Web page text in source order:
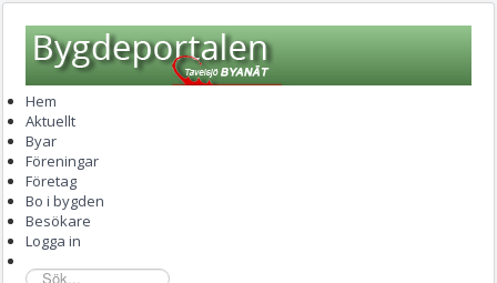
Hem
Aktuellt
Byar
Föreningar
Företag
Bo i bygden
Besökare
Logga in
sök...